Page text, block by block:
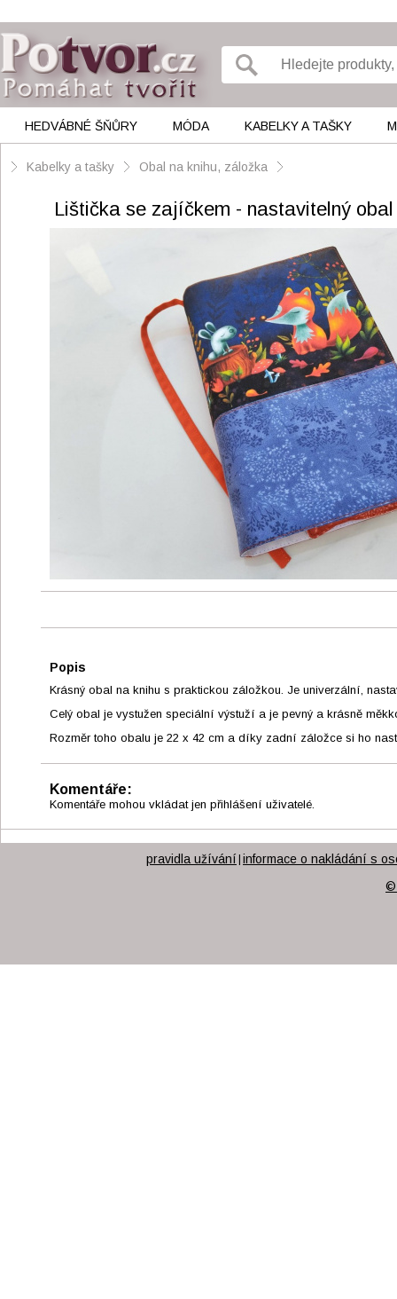
HEDVÁBNÉ ŠŇŮRY MÓDA KABELKY A TAŠKY
Kabelky a tašky Obal na knihu, záložka
Lištička se zajíčkem - nastavitelný obal
Popis
Krásný obal na knihu s praktickou záložkou. Je univerzální,
Celý obal je vystužen speciální výstuží a je pevný a krásně
Rozměr toho obalu je 22 x 42 cm a díky zadní záložce si ho
Komentáře:
Komentáře mohou vkládat jen přihlášení uživatelé.
pravidla užívání informace o nakládání s
©